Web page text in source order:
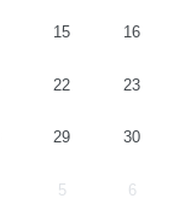
15 16
22 23
29 30
5 6